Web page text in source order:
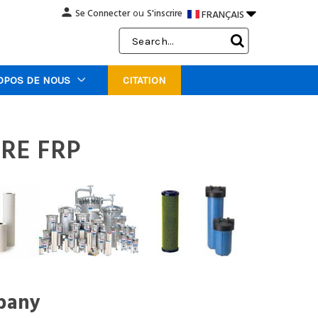
person Se Connecter ou S'inscrire FRANÇAIS
Keyword:
DE NOUS CITATION
FRP